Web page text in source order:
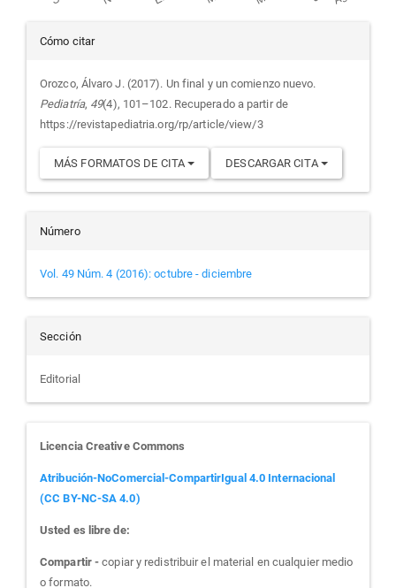
Detalles
del
artículo
Cómo citar
Orozco, Álvaro J. (2017). Un final y un comienzo nuevo.
Pediatría, 49(4), 101–102. Recuperado a partir de
https://revistapediatria.org/rp/article/view/3
MÁS FORMATOS DE CITA DESCARGAR CITA
Número
Vol. 49 Núm. 4 (2016): octubre - diciembre
Sección
Editorial
Licencia Creative Commons
Atribución-NoComercial-CompartirIgual 4.0 Internacional
(CC BY-NC-SA 4.0)
Usted es libre de:
Compartir -copiar y redistribuir el material en cualquier medio
o formato.